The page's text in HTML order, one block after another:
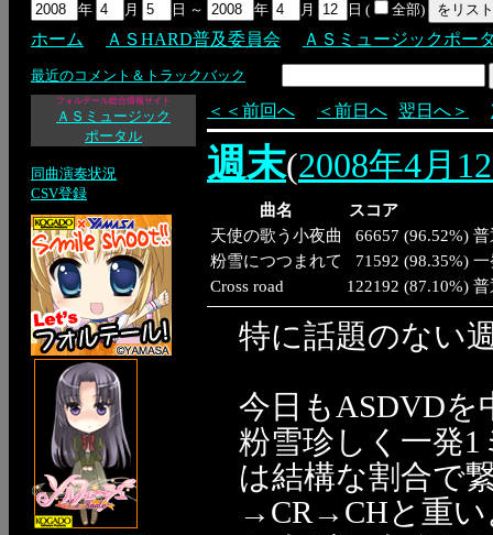
年
月 日 ～ 年 月 日 ( 全部)
ホーム ＡＳHARD普及委員会 ＡＳミュージックポー
最近のコメント＆トラックバック
フォルテール総合情報サイト
ＡＳミュージック
ポータル
同曲演奏状況
CSV登録
＜＜前回へ ＜前日へ 翌日へ＞
週末(2008年4月
曲名
スコア
天使の歌う小夜曲
66657 (96.52%) 普
粉雪につつまれて
71592 (98.35%) 一
Cross road
122192 (87.10%) 普
特に話題のない
今日もASDVDを
粉雪珍しく一発
は結構な割合で
→CR→CHと重い